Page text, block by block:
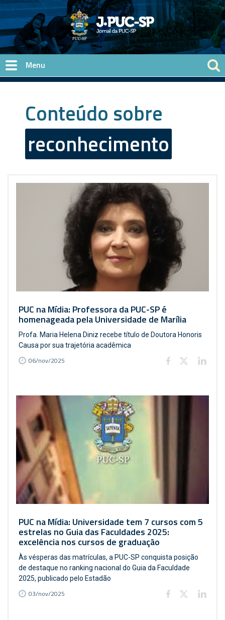
Pular para o conteúdo principal
Conteúdo sobre
reconhecimento
PUC na Mídia: Professora da PUC-SP é
homenageada pela Universidade de Marília
Profa. Maria Helena Diniz recebe título de Doutora Honoris
Causa por sua trajetória acadêmica
06/nov/2025
PUC na Mídia: Universidade tem 7 cursos com 5
estrelas no Guia das Faculdades 2025:
excelência nos cursos de graduação
Às vésperas das matrículas, a PUC-SP conquista posição
de destaque no ranking nacional do Guia da Faculdade
2025, publicado pelo Estadão
03/nov/2025